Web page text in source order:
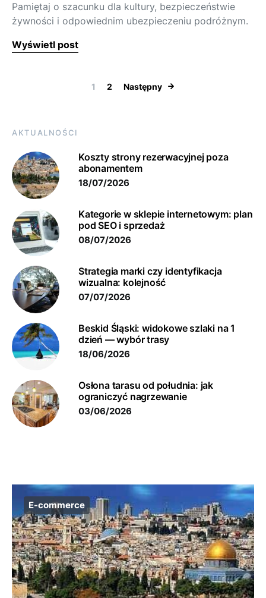
Pamiętaj o szacunku dla kultury, bezpieczeństwie
żywności i odpowiednim ubezpieczeniu podróżnym.
Wyświetl post
Nawigacja po
1 2 Następny
AKTUALNOŚCI
Koszty strony rezerwacyjnej poza
abonamentem
18/07/2026
Kategorie w sklepie internetowym: plan
pod SEO i sprzedaż
08/07/2026
Strategia marki czy identyfikacja
wizualna: kolejność
07/07/2026
Beskid Śląski: widokowe szlaki na 1
dzień — wybór trasy
18/06/2026
Osłona tarasu od południa: jak
ograniczyć nagrzewanie
03/06/2026
E-commerce